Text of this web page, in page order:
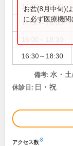
14:00～15:30
14:00～16:00
16:30～18:30
お盆(8月中旬)
に必ず医療機関
備考: 水・
休診日: 日・祝
アクセス数※